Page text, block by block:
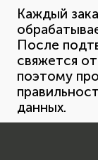
Каждый
После
свяжется
поэтому
данных.